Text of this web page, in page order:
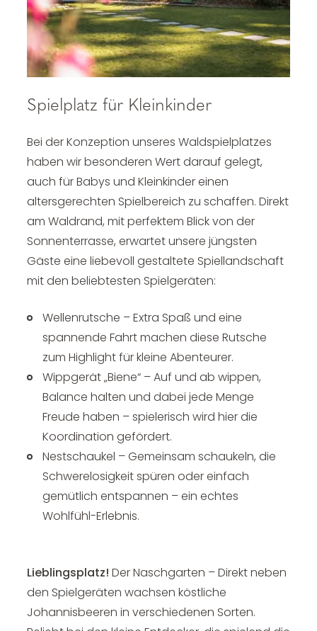
Spielplatz für Kleinkinder
Bei der Konzeption unseres Waldspielplatzes
haben wir besonderen Wert darauf gelegt,
auch für Babys und Kleinkinder einen
altersgerechten Spielbereich zu schaffen. Direkt
am Waldrand, mit perfektem Blick von der
Sonnenterrasse, erwartet unsere jüngsten
Gäste eine liebevoll gestaltete Spiellandschaft
mit den beliebtesten Spielgeräten:
Wellenrutsche – Extra Spaß und eine
spannende Fahrt machen diese Rutsche
zum Highlight für kleine Abenteurer.
Wippgerät „Biene“ – Auf und ab wippen,
Balance halten und dabei jede Menge
Freude haben – spielerisch wird hier die
Koordination gefördert.
Nestschaukel – Gemeinsam schaukeln, die
Schwerelosigkeit spüren oder einfach
gemütlich entspannen – ein echtes
Wohlfühl-Erlebnis.
Lieblingsplatz! Der Naschgarten – Direkt neben
den Spielgeräten wachsen köstliche
Johannisbeeren in verschiedenen Sorten.